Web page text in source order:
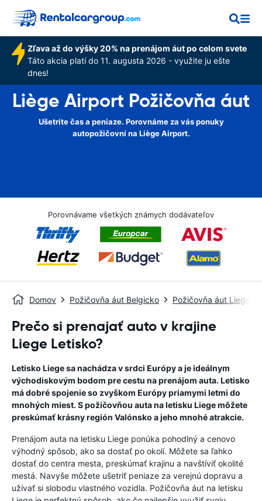
Zľava až do výšky 20% na prenájom áut po celom svete
Táto akcia platí do 11. augusta 2026 - využite ju ešte
dnes!
Liège Airport Požičovňa áut
Ušetrite čas a peniaze. Porovnáme za vás ponuky
autopožičovní na Liège Airport.
Porovnávame všetkých známych dodávateľov
Domov Požičovňa áut Belgicko Požičovňa áut Liege
Prečo si prenajať auto v krajine
Liege Letisko?
Letisko Liege sa nachádza v srdci Európy a je ideálnym
východiskovým bodom pre cestu na prenájom auta. Letisko
má dobré spojenie so zvyškom Európy priamymi letmi do
mnohých miest. S požičovňou auta na letisku Liege môžete
preskúmať krásny región Valónsko a jeho mnohé atrakcie.
Prenájom auta na letisku Liege ponúka pohodlný a cenovo
výhodný spôsob, ako sa dostať po okolí. Môžete sa ľahko
dostať do centra mesta, preskúmať krajinu a navštíviť okolité
mestá. Navyše môžete ušetriť peniaze za verejnú dopravu a
užívať si slobodu vlastného vozidla. Požičovňa áut na letisku